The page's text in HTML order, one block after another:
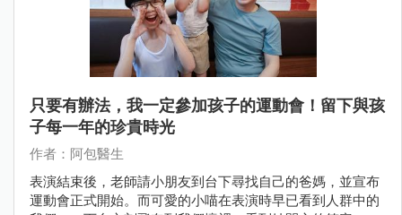
只要有辦法，我一定參加孩子的運動會！留下與孩
子每一年的珍貴時光
作者：阿包醫生
表演結束後，老師請小朋友到台下尋找自己的爸媽，並宣布
運動會正式開始。而可愛的小喵在表演時早已看到人群中的